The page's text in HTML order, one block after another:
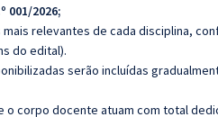
001/2026;
relevantes de cada disciplina,
do edital).
serão incluídas
o corpo docente atuam com total